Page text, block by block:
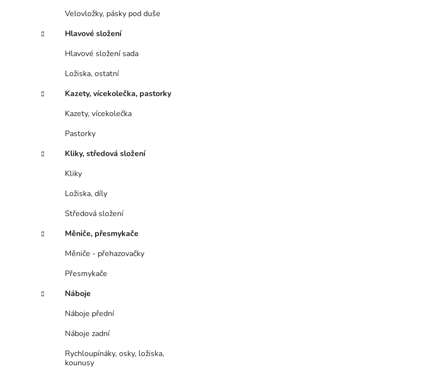
Velovložky, pásky pod duše
Hlavové složení
Hlavové složení sada
Ložiska, ostatní
Kazety, vícekolečka, pastorky
Kazety, vícekolečka
Pastorky
Kliky, středová složení
Kliky
Ložiska, díly
Středová složení
Měniče, přesmykače
Měniče - přehazovačky
Přesmykače
Náboje
Náboje přední
Náboje zadní
Rychloupínáky, osky, ložiska,
kounusy